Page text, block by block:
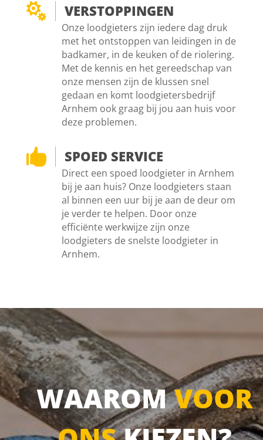
 VERSTOPPINGEN
Onze loodgieters zijn iedere dag druk
met het ontstoppen van leidingen in de
badkamer, in de keuken of de riolering.
Met de kennis en het gereedschap van
onze mensen zijn de klussen snel
gedaan en komt loodgietersbedrijf
Arnhem ook graag bij jou aan huis voor
deze problemen.
 SPOED SERVICE
Direct een spoed loodgieter in Arnhem
bij je aan huis? Onze loodgieters staan
al binnen een uur bij je aan de deur om
je verder te helpen. Door onze
efficiënte werkwijze zijn onze
loodgieters de snelste loodgieter in
Arnhem.
WAAROMVOOR